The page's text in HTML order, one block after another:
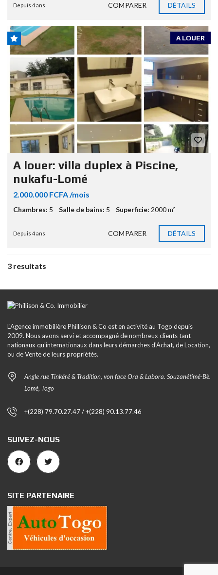
Depuis 4 ans COMPARER DÉTAILS
A LOUER
A louer: villa duplex à Piscine,
nukafu-Lomé
2.000.000 FCFA /mois
Chambres: 5 Salle de bains: 5 Superficie: 2000 m²
Depuis 4 ans COMPARER DÉTAILS
3 resultats
L'Agence immobilière Phillison & Co est en activité au Togo depuis
2009. Nous avons servi et accompagné de nombreux clients tant
nationaux qu'internationaux dans leurs démarches d'Achat, de Location,
ou de Vente de leurs propriétés.
Angle rue Tinkéré & Tradition, von face Ora & Labora. Souzanétimé-Bè.
Lomé, Togo
+(228) 79.70.27.47 / +(228) 90.13.77.46
SUIVEZ-NOUS
SITE PARTENAIRE